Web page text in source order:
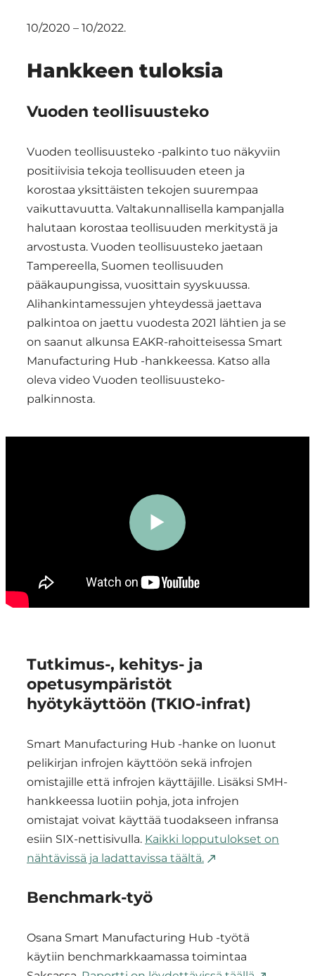
10/2020 – 10/2022.
Hankkeen tuloksia
Vuoden teollisuusteko
Vuoden teollisuusteko -palkinto tuo näkyviin
positiivisia tekoja teollisuuden eteen ja
korostaa yksittäisten tekojen suurempaa
vaikuttavuutta. Valtakunnallisella kampanjalla
halutaan korostaa teollisuuden merkitystä ja
arvostusta. Vuoden teollisuusteko jaetaan
Tampereella, Suomen teollisuuden
pääkaupungissa, vuosittain syyskuussa.
Alihankintamessujen yhteydessä jaettava
palkintoa on jaettu vuodesta 2021 lähtien ja se
on saanut alkunsa EAKR-rahoitteisessa Smart
Manufacturing Hub -hankkeessa. Katso alla
oleva video Vuoden teollisuusteko-
palkinnosta.
Toista
video
Manufacturing
Hub:
kohti
vahvaa
ja
vastuullista
valmistusta
Tutkimus-, kehitys- ja
opetusympäristöt
hyötykäyttöön (TKIO-infrat)
Smart Manufacturing Hub -hanke on luonut
pelikirjan infrojen käyttöön sekä infrojen
omistajille että infrojen käyttäjille. Lisäksi SMH-
hankkeessa luotiin pohja, jota infrojen
omistajat voivat käyttää tuodakseen infransa
esiin SIX-nettisivulla. Kaikki lopputulokset on
nähtävissä ja ladattavissa täältä.
Benchmark-työ
Osana Smart Manufacturing Hub -työtä
käytiin benchmarkkaamassa toimintaa